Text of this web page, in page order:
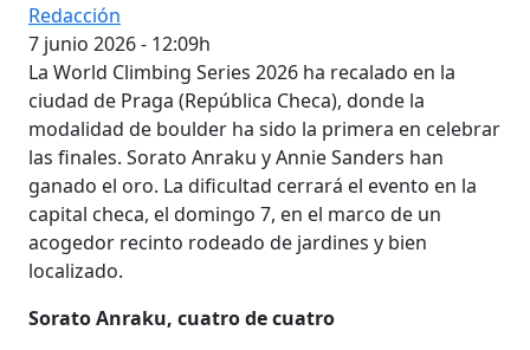
Redacción
7 junio 2026 - 12:09h
La World Climbing Series 2026 ha recalado en la
ciudad de Praga (República Checa), donde la
modalidad de boulder ha sido la primera en celebrar
las finales. Sorato Anraku y Annie Sanders han
ganado el oro. La dificultad cerrará el evento en la
capital checa, el domingo 7, en el marco de un
acogedor recinto rodeado de jardines y bien
localizado.
Sorato Anraku, cuatro de cuatro